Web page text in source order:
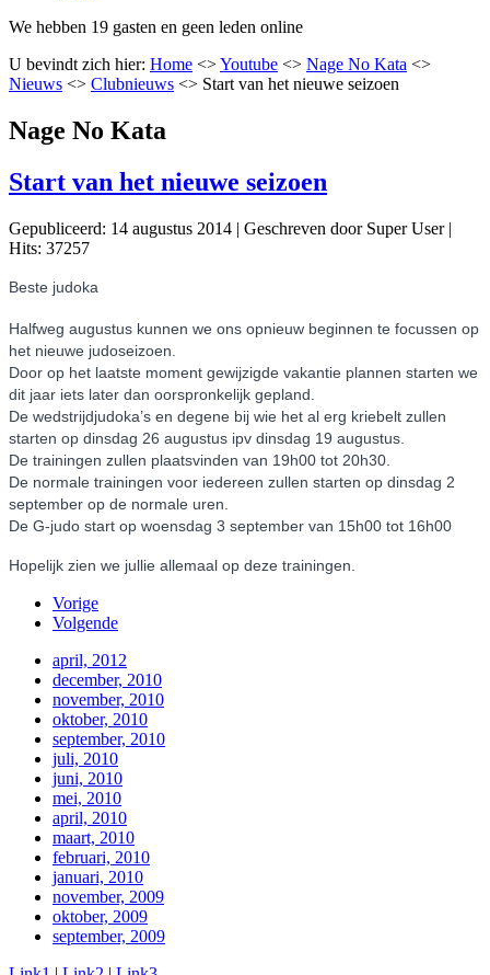
We hebben 19 gasten en geen leden online
U bevindt zich hier: Home <>Youtube <> Nage No Kata <>
Nieuws <> Clubnieuws <> Start van het nieuwe seizoen
Nage No Kata
Start van het nieuwe seizoen
Gepubliceerd: 14 augustus 2014 | Geschreven door Super User|
Hits: 37257
Beste judoka
Halfweg augustus kunnen we ons opnieuw beginnen te focussen op
het nieuwe judoseizoen.
Door op het laatste moment gewijzigde vakantie plannen starten we
dit jaar iets later dan oorspronkelijk gepland.
De wedstrijdjudoka’s en degene bij wie het al erg kriebelt zullen
starten op dinsdag 26 augustus ipv dinsdag 19 augustus.
De trainingen zullen plaatsvinden van 19h00 tot 20h30.
De normale trainingen voor iedereen zullen starten op dinsdag 2
september op de normale uren.
De G-judo start op woensdag 3 september van 15h00 tot 16h00
Hopelijk zien we jullie allemaal op deze trainingen.
Vorige
Volgende
april, 2012
december, 2010
november, 2010
oktober, 2010
september, 2010
juli, 2010
juni, 2010
mei, 2010
april, 2010
maart, 2010
februari, 2010
januari, 2010
november, 2009
oktober, 2009
september, 2009